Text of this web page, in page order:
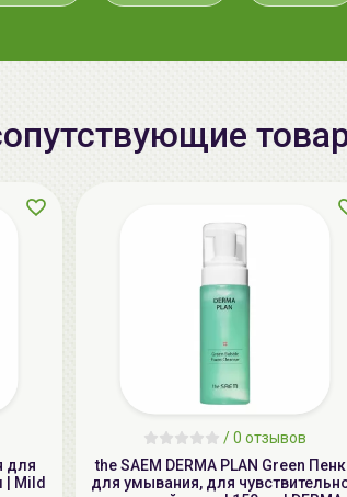
для
| Mild
/0 отзывов
the SAEM DERMA PLAN Green
для умывания, для